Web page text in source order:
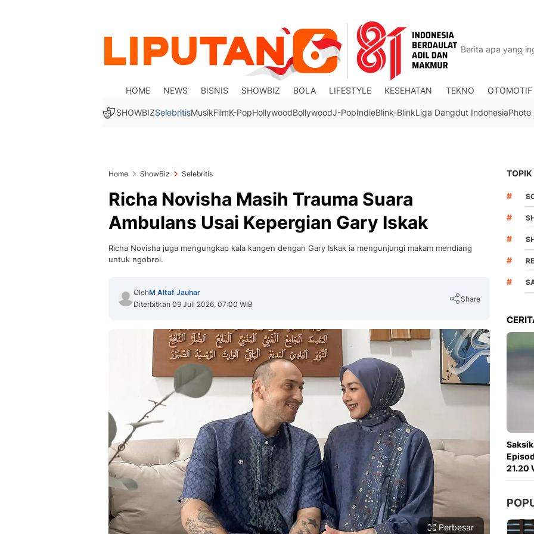
HOME NEWS BISNIS SHOWBIZ BOLA LIFESTYLE KESEHATAN TEKNO OTOMOTIF
SHOWBIZSelebritisMusikFilmK-PopHollywoodBollywoodJ-PopIndieBlink-BlinkLiga Dangdut IndonesiaPhoto
Home ShowBiz Selebritis
Richa Novisha Masih Trauma Suara
Ambulans Usai Kepergian Gary Iskak
Richa Novisha juga mengungkap kala kangen dengan Gary Iskak ia mengunjungi makam mendiang
untuk ngobrol.
OlehM Altaf Jauhar
Diterbitkan 09 Juli 2026, 07:00 WIB
Share
Copy Link
Perbesar
TOPIK
#
#
#
#
#
21.20